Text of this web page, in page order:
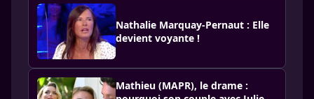
Nathalie Marquay-Pernaut : Elle
devient voyante !
Mathieu (MAPR), le drame :